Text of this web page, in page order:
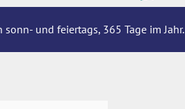
und feiertags, 365 Tage im Jahr.